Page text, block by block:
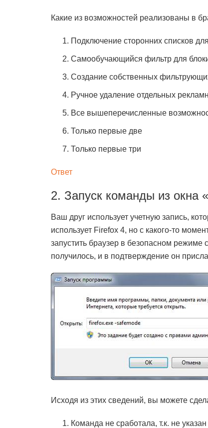
Какие из возможностей реализованы в
Подключение сторонних списков
Самообучающийся фильтр для
Создание собственных
Ручное удаление отдельных
Все вышеперечисленные
Только первые две
Только первые три
Ответ
2. Запуск команды из окна
Ваш друг использует учетную запись,
использует Firefox 4, но с какого-то
запустить браузер в безопасном режиме
получилось, и в подтверждение он
Исходя из этих сведений, вы можете
Команда не сработала, т.к. не